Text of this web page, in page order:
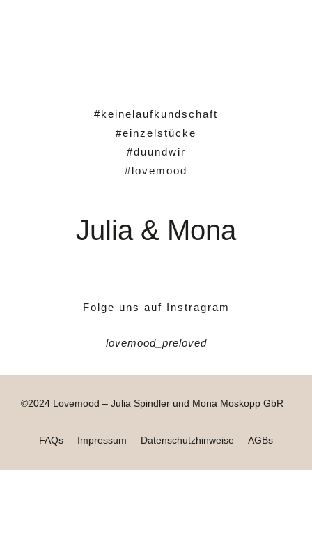
#keinelaufkundschaft
#einzelstücke
#duundwir
#lovemood
Julia & Mona
Folge uns auf Instragram
lovemood_preloved
©2024 Lovemood – Julia Spindler und Mona Moskopp GbR
FAQs Impressum Datenschutzhinweise AGBs